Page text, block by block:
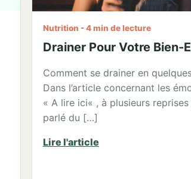
Nutrition - 4 min de lecture
Drainer Pour Votre Bien-
Comment se drainer en
Dans l’article concernant les
« A lire ici« , à plusieurs
parlé du […]
Lire l'article